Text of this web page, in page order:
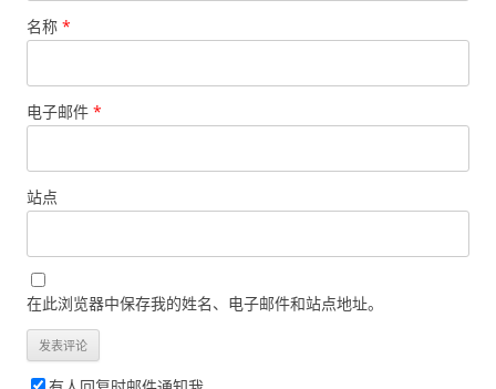
名称 *
电子邮件 *
站点
在此浏览器中保存我的姓名、电子邮件和站点地址。